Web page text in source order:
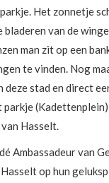
Het zonnetje
van de
man zit op een
te vinden. Nog
deze stad en direct
parkje
Hasselt.
Ambassadeur van
op hun